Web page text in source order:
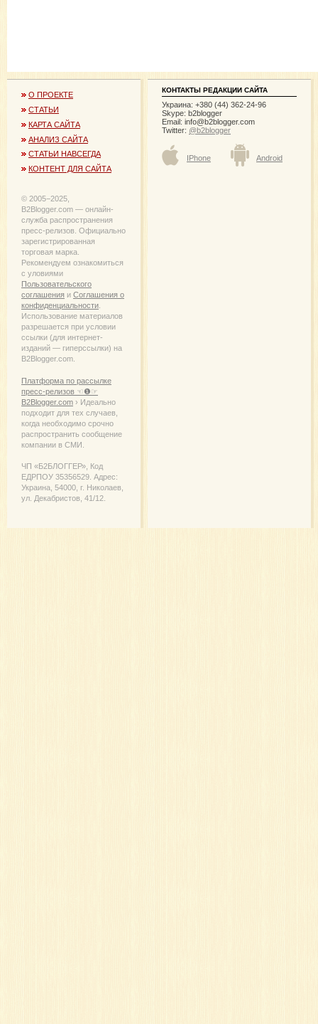
О ПРОЕКТЕ
СТАТЬИ
КАРТА САЙТА
АНАЛИЗ САЙТА
СТАТЬИ НАВСЕГДА
КОНТЕНТ ДЛЯ САЙТА
© 2005−2025,
B2Blogger.com — онлайн-
служба распространения
пресс-релизов. Официально
зарегистрированная
торговая марка.
Рекомендуем ознакомиться
с уловиями
Пользовательского
соглашения и Соглашения о
конфиденциальности
Использование материалов
разрешается при условии
ссылки (для интернет-
изданий — гиперссылки) на
B2Blogger.com.
Платформа по рассылке
пресс-релизов ☜❶☞
B2Blogger.com › Идеально
подходит для тех случаев,
когда необходимо срочно
распространить сообщение
компании в СМИ.
ЧП «Б2БЛОГГЕР», Код
ЕДРПОУ 35356529. Адрес:
Украина, 54000, г. Николаев,
ул. Декабристов, 41/12.
КОНТАКТЫ РЕДАКЦИИ САЙТА
Украина: +380 (44) 362-24-96
Skype: b2blogger
Email: info@b2blogger.com
Twitter: @b2blogger
IPhone Android